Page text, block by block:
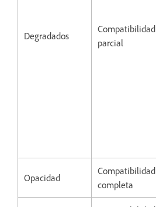
Degradados
Compatibilidad
parcial
Opacidad
Compatibilidad
completa